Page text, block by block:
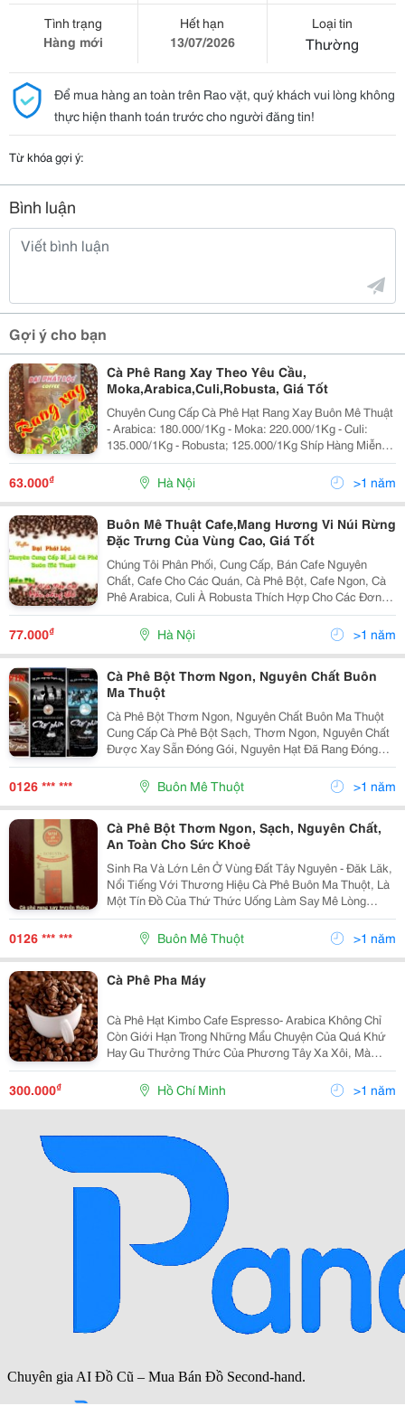
Tình trạng
Hàng mới
Hết hạn
13/07/2026
Loại tin
Thường
Để mua hàng an toàn trên Rao vặt, quý khách vui lòng không
thực hiện thanh toán trước cho người đăng tin!
Từ khóa gợi ý:
Bình luận
Gợi ý cho bạn
Cà Phê Rang Xay Theo Yêu Cầu,
Moka,Arabica,Culi,Robusta, Giá Tốt
Chuyên Cung Cấp Cà Phê Hạt Rang Xay Buôn Mê Thuật
- Arabica: 180.000/1Kg - Moka: 220.000/1Kg - Culi:
135.000/1Kg - Robusta; 125.000/1Kg Shíp Hàng Miễn
Phí Kv Hà Nội Mr Sơn: 0978.534.605
63.000₫ Hà Nội >1 năm
Buôn Mê Thuật Cafe,Mang Hương Vi Núi Rừng
Đặc Trưng Của Vùng Cao, Giá Tốt
Chúng Tôi Phân Phối, Cung Cấp, Bán Cafe Nguyên
Chất, Cafe Cho Các Quán, Cà Phê Bột, Cafe Ngon, Cà
Phê Arabica, Culi À Robusta Thích Hợp Cho Các Đơn
Vị, Nhà Hàng, Quán Cà Phê, Các Hộ Gia Đình Với Giá
Tốt Nhất Và Cam Kết Chất L
77.000₫ Hà Nội >1 năm
Cà Phê Bột Thơm Ngon, Nguyên Chất Buôn
Ma Thuột
Cà Phê Bột Thơm Ngon, Nguyên Chất Buôn Ma Thuột
Cung Cấp Cà Phê Bột Sạch, Thơm Ngon, Nguyên Chất
Được Xay Sẵn Đóng Gói, Nguyên Hạt Đã Rang Đóng
Gói, Hoặc Rang Xay Nguyên Hạt Ngay Tại Chỗ. Giao
Hàng Trên Toàn Quốc, Liên Hệ Để Biết Giá Và Chương
0126 *** *** Buôn Mê Thuột >1 năm
Cà Phê Bột Thơm Ngon, Sạch, Nguyên Chất,
An Toàn Cho Sức Khoẻ
Sinh Ra Và Lớn Lên Ở Vùng Đất Tây Nguyên - Đăk Lăk,
Nổi Tiếng Với Thương Hiệu Cà Phê Buôn Ma Thuột, Là
Một Tín Đồ Của Thứ Thức Uống Làm Say Mê Lòng
Người - Hương Vị C À P Hê Buôn Ma Thuột . Từ Khi
Biết Uống Cà Phê Cho Đến Nay , Đã Được Gần 20 Năm;
0126 *** *** Buôn Mê Thuột >1 năm
Cà Phê Pha Máy
Cà Phê Hạt Kimbo Cafe Espresso- Arabica Không Chỉ
Còn Giới Hạn Trong Những Mẩu Chuyện Của Quá Khứ
Hay Gu Thưởng Thức Của Phương Tây Xa Xôi, Mà
Đang Trở Nên Rất Gần Với Người Việt Qua Việc Xuất
Hiện Của Những Thương Hiệu Café Với Sản Phẩm
300.000₫ Hồ Chí Minh >1 năm